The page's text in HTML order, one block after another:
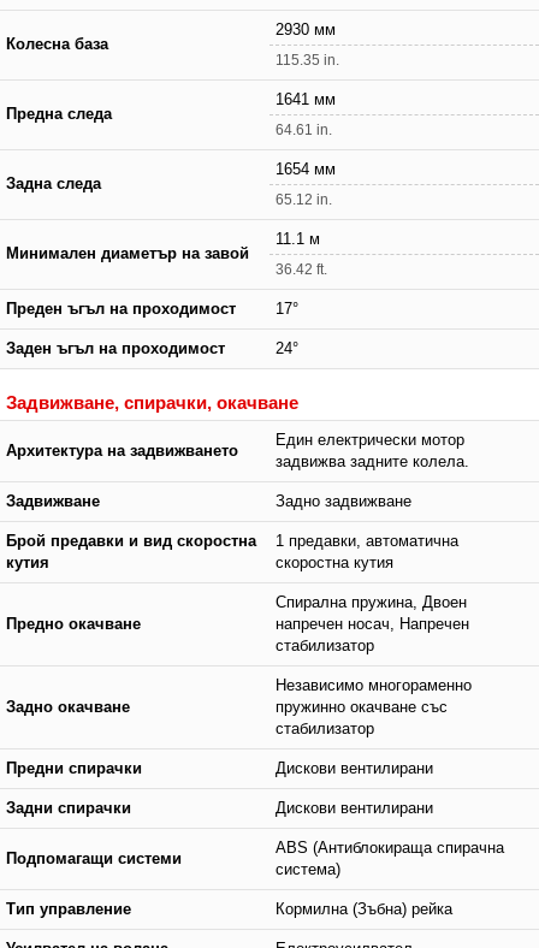
Колесна база
2930 мм
115.35 in.
Предна следа
1641 мм
64.61 in.
Задна следа
1654 мм
65.12 in.
Минимален диаметър на завой
11.1 м
36.42 ft.
Преден ъгъл на проходимост 17°
Заден ъгъл на проходимост 24°
Задвижване, спирачки, окачване
Архитектура на задвижването
Един електрически мотор
задвижва задните колела.
Задвижване Задно задвижване
Брой предавки и вид скоростна
кутия
1 предавки, автоматична
скоростна кутия
Предно окачване
Спирална пружина, Двоен
напречен носач, Напречен
стабилизатор
Задно окачване
Независимо многораменно
пружинно окачване със
стабилизатор
Предни спирачки Дискови вентилирани
Задни спирачки Дискови вентилирани
Подпомагащи системи
ABS (Антиблокираща спирачна
система)
Тип управление Кормилна (Зъбна) рейка